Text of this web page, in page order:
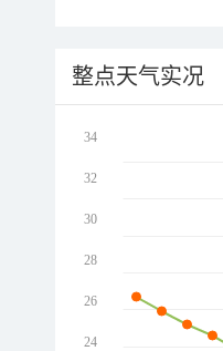
整点天气实况
34
32
30
28
26
24